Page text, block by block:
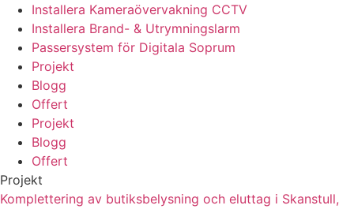
Installera Kameraövervakning CCTV
Installera Brand- & Utrymningslarm
Passersystem för Digitala Soprum
Projekt
Blogg
Offert
Projekt
Blogg
Offert
Projekt
Komplettering av butiksbelysning och eluttag i Skanstull,